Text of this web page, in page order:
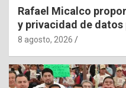
Rafael Micalco
y privacidad de datos
8 agosto, 2026